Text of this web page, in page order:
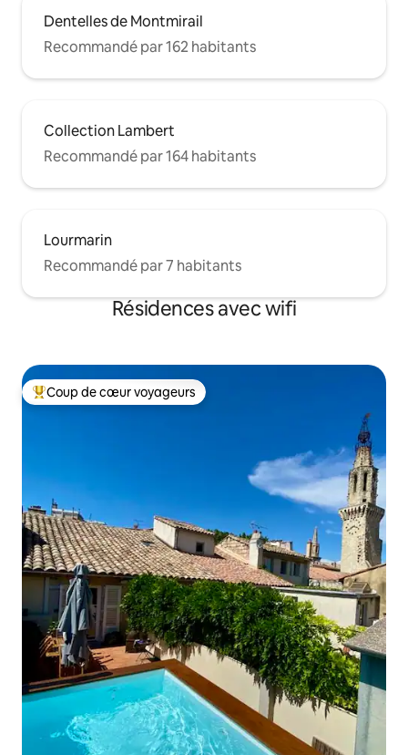
Dentelles de Montmirail
Recommandé par 162 habitants
Collection Lambert
Recommandé par 164 habitants
Lourmarin
Recommandé par 7 habitants
Résidences avec wifi
Coups de cœur voyageurs les plus appréciés
Coup de cœur voyageurs